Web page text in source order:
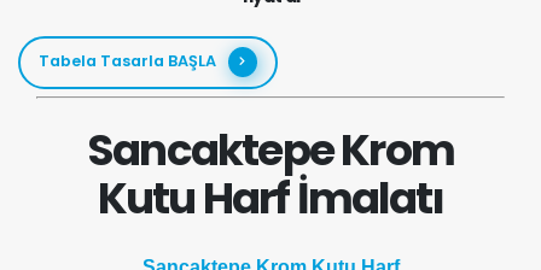
Tabela Tasarla BAŞLA
Sancaktepe Krom
Kutu Harf İmalatı